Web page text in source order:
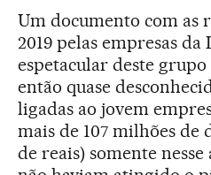
Um documento com as
2019 pelas empresas da
espetacular deste
então quase
ligadas ao jovem
mais de 107 milhões de
de reais) somente